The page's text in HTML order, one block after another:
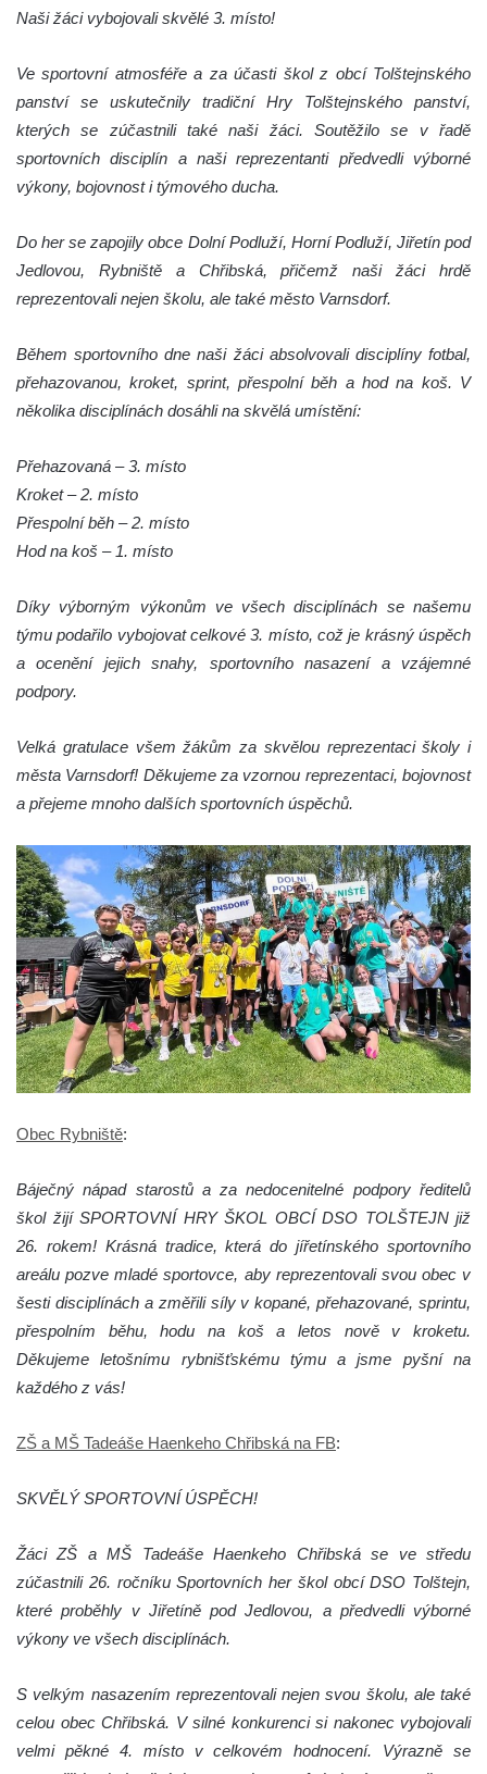
Naši žáci vybojovali skvělé 3. místo!
Ve sportovní atmosféře a za účasti škol z obcí Tolštejnského
panství se uskutečnily tradiční Hry Tolštejnského panství,
kterých se zúčastnili také naši žáci. Soutěžilo se v řadě
sportovních disciplín a naši reprezentanti předvedli výborné
výkony, bojovnost i týmového ducha.
Do her se zapojily obce Dolní Podluží, Horní Podluží, Jiřetín pod
Jedlovou, Rybniště a Chřibská, přičemž naši žáci hrdě
reprezentovali nejen školu, ale také město Varnsdorf.
Během sportovního dne naši žáci absolvovali disciplíny fotbal,
přehazovanou, kroket, sprint, přespolní běh a hod na koš. V
několika disciplínách dosáhli na skvělá umístění:
Přehazovaná – 3. místo
Kroket – 2. místo
Přespolní běh – 2. místo
Hod na koš – 1. místo
Díky výborným výkonům ve všech disciplínách se našemu
týmu podařilo vybojovat celkové 3. místo, což je krásný úspěch
a ocenění jejich snahy, sportovního nasazení a vzájemné
podpory.
Velká gratulace všem žákům za skvělou reprezentaci školy i
města Varnsdorf! Děkujeme za vzornou reprezentaci, bojovnost
a přejeme mnoho dalších sportovních úspěchů.
Obec Rybniště:
Báječný nápad starostů a za nedocenitelné podpory ředitelů
škol žijí SPORTOVNÍ HRY ŠKOL OBCÍ DSO TOLŠTEJN již
26. rokem! Krásná tradice, která do jířetínského sportovního
areálu pozve mladé sportovce, aby reprezentovali svou obec v
šesti disciplínách a změřili síly v kopané, přehazované, sprintu,
přespolním běhu, hodu na koš a letos nově v kroketu.
Děkujeme letošnímu rybnišťskému týmu a jsme pyšní na
každého z vás!
ZŠ a MŠ Tadeáše Haenkeho Chřibská na FB:
SKVĚLÝ SPORTOVNÍ ÚSPĚCH!
Žáci ZŠ a MŠ Tadeáše Haenkeho Chřibská se ve středu
zúčastnili 26. ročníku Sportovních her škol obcí DSO Tolštejn,
které proběhly v Jiřetíně pod Jedlovou, a předvedli výborné
výkony ve všech disciplínách.
S velkým nasazením reprezentovali nejen svou školu, ale také
celou obec Chřibská. V silné konkurenci si nakonec vybojovali
velmi pěkné 4. místo v celkovém hodnocení. Výrazně se